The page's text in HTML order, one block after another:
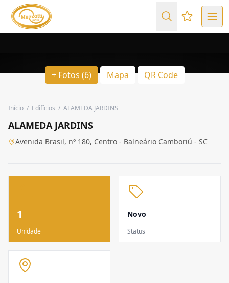
Favoritos
+ Fotos (6) Mapa QR Code
Início / Edifícios / ALAMEDA JARDINS
ALAMEDA JARDINS
Avenida Brasil, nº 180, Centro - Balneário Camboriú - SC
1
Unidade
Novo
Status